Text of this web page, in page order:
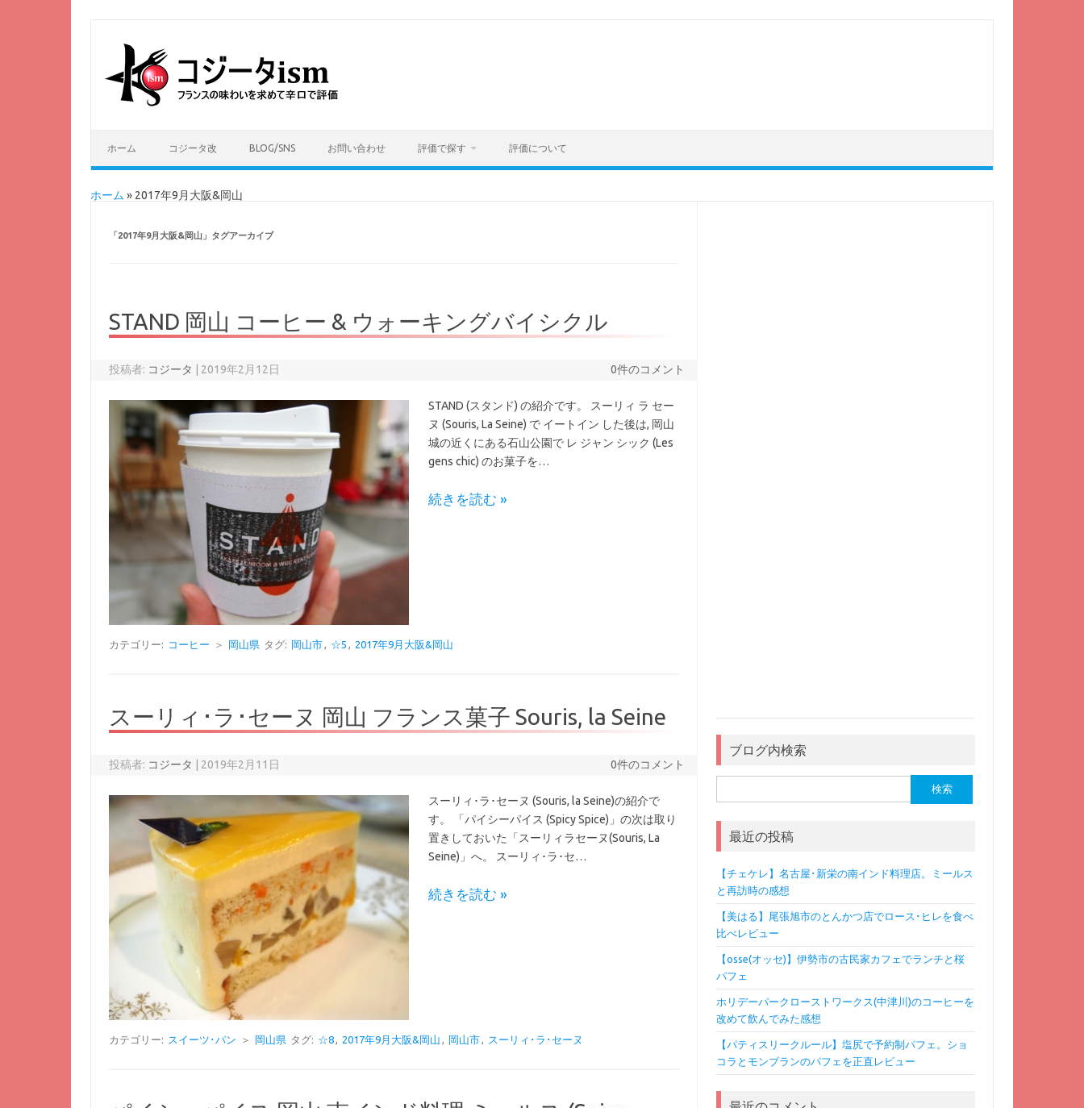
ホーム コジータ改 BLOG/SNS お問い合わせ 評価で探す 評価について
ホーム » 2017年9月大阪&岡山
「2017年9月大阪&岡山 」タグアーカイブ
STAND 岡山 コーヒー & ウォーキングバイシクル
投稿者: コジータ 2019年2月12日 0件のコメント
STAND (スタンド) の紹介です。 スーリィ ラ セー
ヌ (Souris, La Seine) で イートイン した後は, 岡山
城の近くにある石山公園で レ ジャン シック (Les
gens chic) のお菓子を…
続きを読む »
カテゴリー: コーヒー ＞ 岡山県 タグ: 岡山市, ☆5 , 2017年9月大阪&岡山
スーリィ･ラ･セーヌ 岡山 フランス菓子 Souris, la Seine
投稿者: コジータ 2019年2月11日 0件のコメント
スーリィ･ラ･セーヌ (Souris, la Seine)の紹介で
す。 「パイシーパイス (Spicy Spice)」の次は取り
置きしておいた「スーリィラセーヌ(Souris, La
Seine)」へ。 スーリィ･ラ･セ…
続きを読む »
カテゴリー: スイーツ･パン ＞ 岡山県 タグ: ☆8, 2017年9月大阪&岡山 , 岡山市, スーリィ･ラ･セーヌ
ブログ内検索
索:
最近の投稿
【チェケレ】名古屋･新栄の南インド料理店。ミールス
と再訪時の感想
【美はる】尾張旭市のとんかつ店でロース･ヒレを食べ
比べレビュー
【osse(オッセ)】伊勢市の古民家カフェでランチと桜
パフェ
ホリデーパークローストワークス(中津川)のコーヒーを
改めて飲んでみた感想
【パティスリークルール】塩尻で予約制パフェ。ショ
コラとモンブランのパフェを正直レビュー